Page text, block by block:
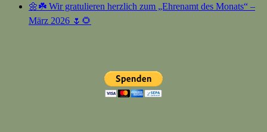
🌼☘️ Wir gratulieren herzlich zum „Ehrenamt des Monats“ –
März 2026 🌷🌻